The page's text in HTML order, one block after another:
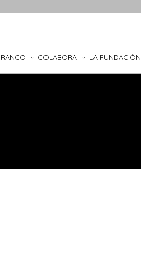
COLABORA LA FUNDACIÓN